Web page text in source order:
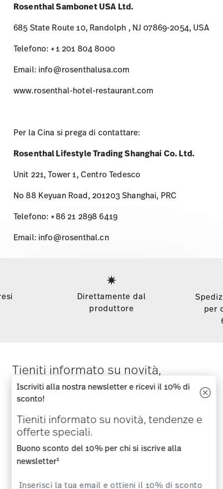
Rosenthal Sambonet USA Ltd.
685 State Route 10, Randolph , NJ 07869-2054, USA
Telefono: +1 201 804 8000
Email: info@rosenthalusa.com
www.rosenthal-hotel-restaurant.com
Per la Cina si prega di contattare:
Rosenthal Lifestyle Trading Shanghai Co. Ltd.
Unit 221, Tower 1, Centro Tedesco
No 88 Keyuan Road, 201203 Shanghai, PRC
Telefono: +86 21 2898 6419
Email: info@rosenthal.cn
Direttamente dal
produttore
per
Tieniti informato su novità,
tendenze e offerte speciali.
newsletter1
Iscriviti alla nostra newsletter e ricevi il 10% di
sconto!
Tieniti informato su novità, tendenze e
offerte speciali.
Buono sconto del 10% per chi si iscrive alla
newsletter1